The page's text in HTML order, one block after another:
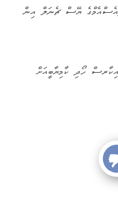
ޔޭސް ޗެނަލް އިން
ހޯދި ކާމިޔާބީއަށް